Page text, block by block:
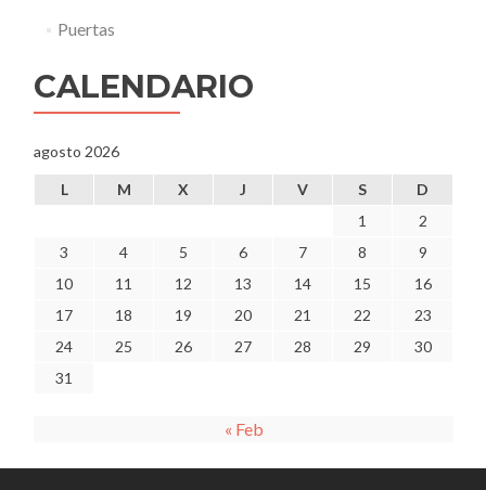
Puertas
CALENDARIO
agosto 2026
L M X J V S
D
1
2
3
4 5 6 7 8
9
10
11 12 13 14 15
16
17
18 19 20 21 22
23
24
25 26 27 28 29
30
31
« Feb